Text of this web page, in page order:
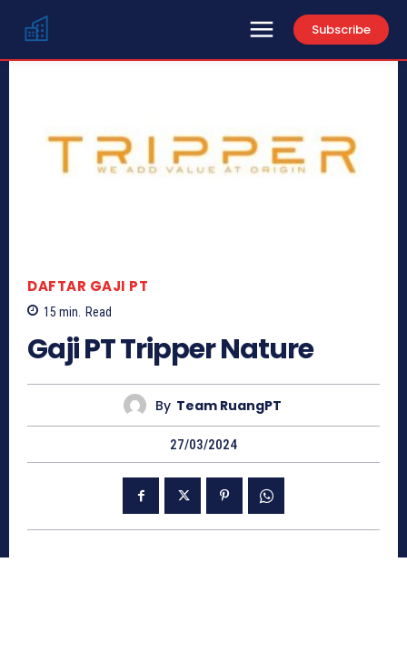
Subscribe
DAFTAR GAJI PT
15 min. Read
Gaji PT Tripper Nature
By Team RuangPT
27/03/2024